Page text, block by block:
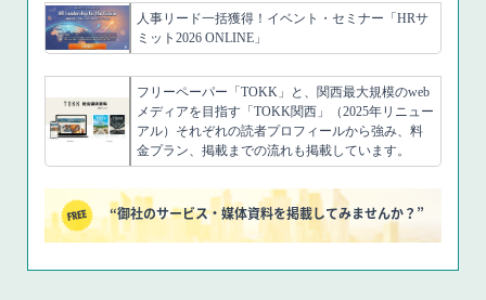
人事リード一括獲得！イベント・セミナー「HRサ
ミット2026 ONLINE」
フリーペーパー「TOKK」と、関西最大規模のweb
メディアを目指す「TOKK関西」（2025年リニュー
アル）それぞれの読者プロフィールから強み、料
金プラン、掲載までの流れも掲載しています。
“御社のサービス・媒体資料を掲載してみませんか？”